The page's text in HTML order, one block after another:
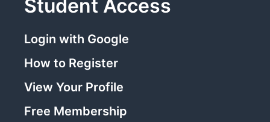
Student Access
Login with Google
How to Register
View Your Profile
Free Membership